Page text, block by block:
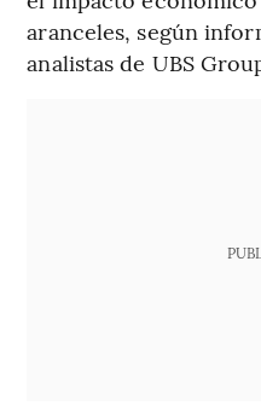
aranceles, según
analistas de UBS